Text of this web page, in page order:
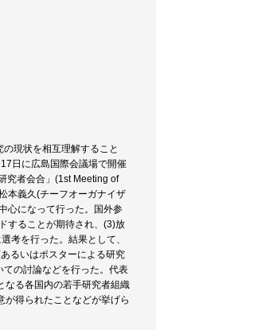
現状を相互理解すること
日に広島国際会議場で開催
究者会合」(1st Meeting of
本義久(チーフオーガナイザ
心になって行った。国外参
することが期待され、(3)放
考を行った。結果として、
るいはポスターによる研究
の討論などを行った。代表
なる各国内の若手研究者組織
が得られたことなどが挙げら